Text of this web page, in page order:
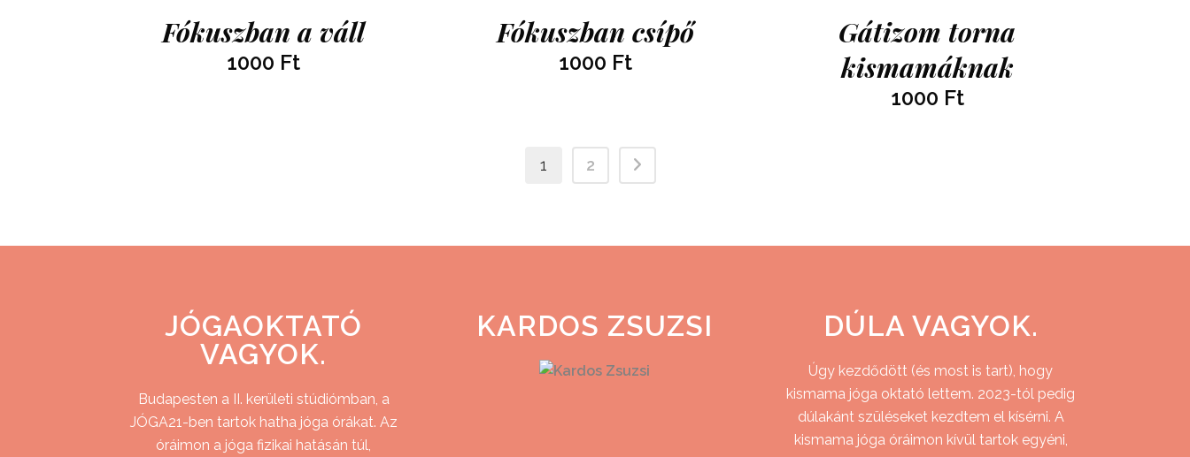
Fókuszban a váll
1000 Ft
Fókuszban csípő
1000 Ft
Gátizom torna
kismamáknak
1000 Ft
1 2
JÓGAOKTATÓ
VAGYOK.
Budapesten a II. kerületi stúdiómban, a
JÓGA21-ben tartok hatha jóga órákat. Az
óráimon a jóga fizikai hatásán túl,
KARDOS ZSUZSI DÚLA VAGYOK.
Úgy kezdődött (és most is tart), hogy
kismama jóga oktató lettem. 2023-tól pedig
dúlakánt szüléseket kezdtem el kísérni. A
kismama jóga óráimon kívül tartok egyéni,